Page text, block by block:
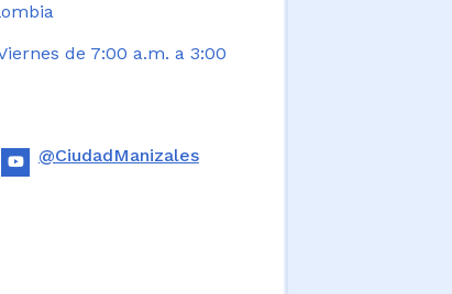
de 7:00 a.m. a 3:00
@CiudadManizales